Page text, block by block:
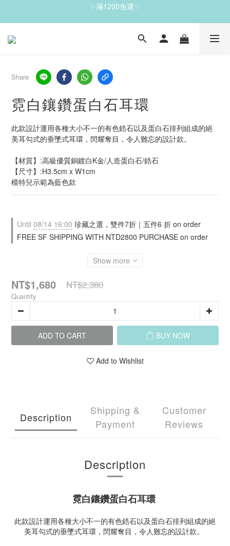
✨滿1200免運✨
✨珍藏之選，雙件7折｜五件6 折✨
✨滿1200免運✨
Share
霓白鑲鑽蛋白石耳環
此款設計運用各種大小不一的有色鋯石以及蛋白石排列組成的絕
美耳勾式的垂墜式耳環，閃耀奪目，令人難忘的設計款。
【材質】:高級優質銅鍍白K金/人造蛋白石/鋯石
【尺寸】:H3.5cm x W1cm
模特兒示範為藍色款
Until 08/14 16:00 珍藏之選，雙件7折｜五件6 折 on order
FREE SF SHIPPING WITH NTD2800 PURCHASE on order
Show more
NT$1,680 NT$2,380
Quantity
ADD TO CART BUY NOW
Add to Wishlist
Description
Shipping &
Payment
Customer
Reviews
Description
霓白鑲鑽蛋白石耳環
此款設計運用各種大小不一的有色鋯石以及蛋白石排列組成的絕
美耳勾式的垂墜式耳環，閃耀奪目，令人難忘的設計款。